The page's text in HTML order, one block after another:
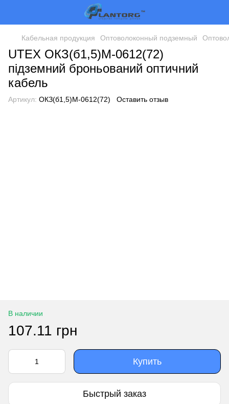
Кабельная продукция Оптоволоконный подземный
UTEX ОКЗ(б1,5)М-0612(72)
підземний броньований оптичний
кабель
Артикул: ОКЗ(б1,5)М-0612(72) Оставить отзыв
В наличии
107.11 грн
Купить
Быстрый заказ